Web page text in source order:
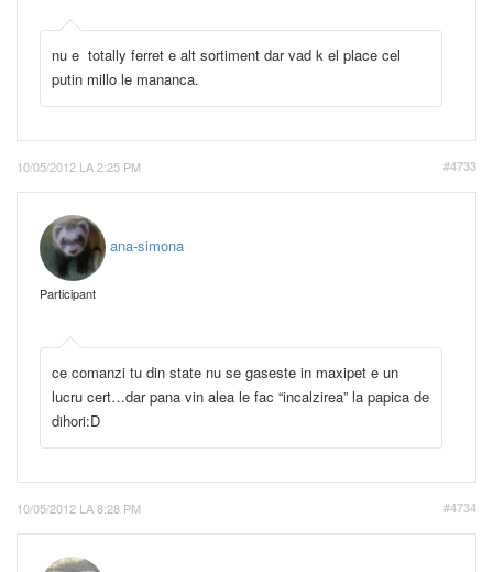
nu e totally ferret e alt sortiment dar vad k el place cel
putin millo le mananca.
10/05/2012 LA 2:25 PM #4733
ana-simona
Participant
ce comanzi tu din state nu se gaseste in maxipet e un
lucru cert…dar pana vin alea le fac “incalzirea” la papica de
dihori:D
10/05/2012 LA 8:28 PM #4734